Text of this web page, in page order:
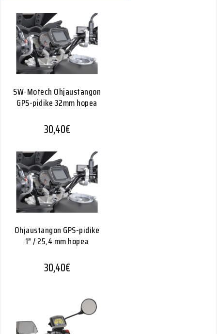
SW-Motech Ohjaustangon
GPS-pidike 32mm hopea
30,40€
Ohjaustangon GPS-pidike
1″ / 25,4 mm hopea
30,40€